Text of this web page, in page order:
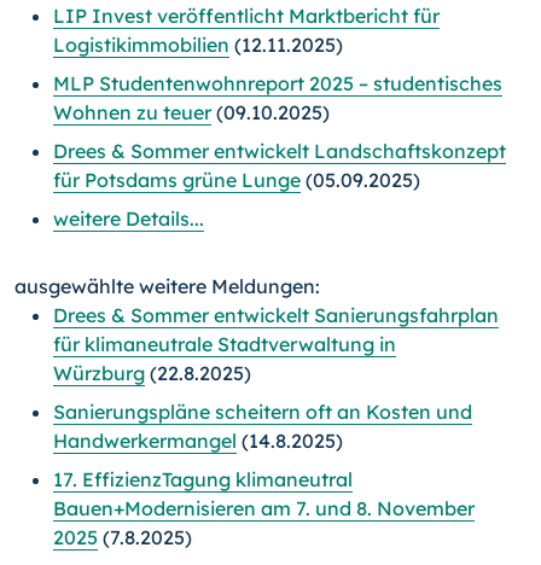
LIP Invest veröffentlicht Marktbericht für
Logistikimmobilien (12.11.2025)
MLP Studentenwohnreport 2025 – studentisches
Wohnen zu teuer(09.10.2025)
Drees & Sommer entwickelt Landschaftskonzept
für Potsdams grüne Lunge (05.09.2025)
weitere Details...
ausgewählte weitere Meldungen:
Drees & Sommer entwickelt Sanierungsfahrplan
für klimaneutrale Stadtverwaltung in
Würzburg (22.8.2025)
Sanierungspläne scheitern oft an Kosten und
Handwerkermangel (14.8.2025)
17. EffizienzTagung klimaneutral
Bauen+Modernisieren am 7. und 8. November
2025 (7.8.2025)